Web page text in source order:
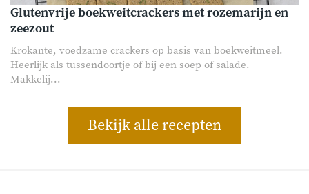
Glutenvrije boekweitcrackers met rozemarijn en
zeezout
Krokante, voedzame crackers op basis van boekweitmeel.
Heerlijk als tussendoortje of bij een soep of salade.
Makkelij...
Bekijk alle recepten